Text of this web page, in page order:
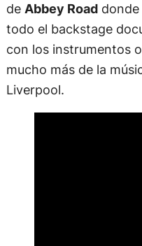
de Abbey Roaddonde
todo el backstage
con los instrumentos
mucho más de la
Liverpool.